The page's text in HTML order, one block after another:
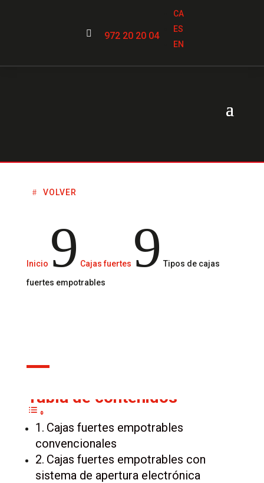
 972 20 20 04
CA
ES
EN
VOLVER
Inicio 9 Cajas fuertes 9 Tipos de cajas
fuertes empotrables
Tabla de contenidos
Cajas fuertes empotrables
convencionales
Cajas fuertes empotrables con
sistema de apertura electrónica